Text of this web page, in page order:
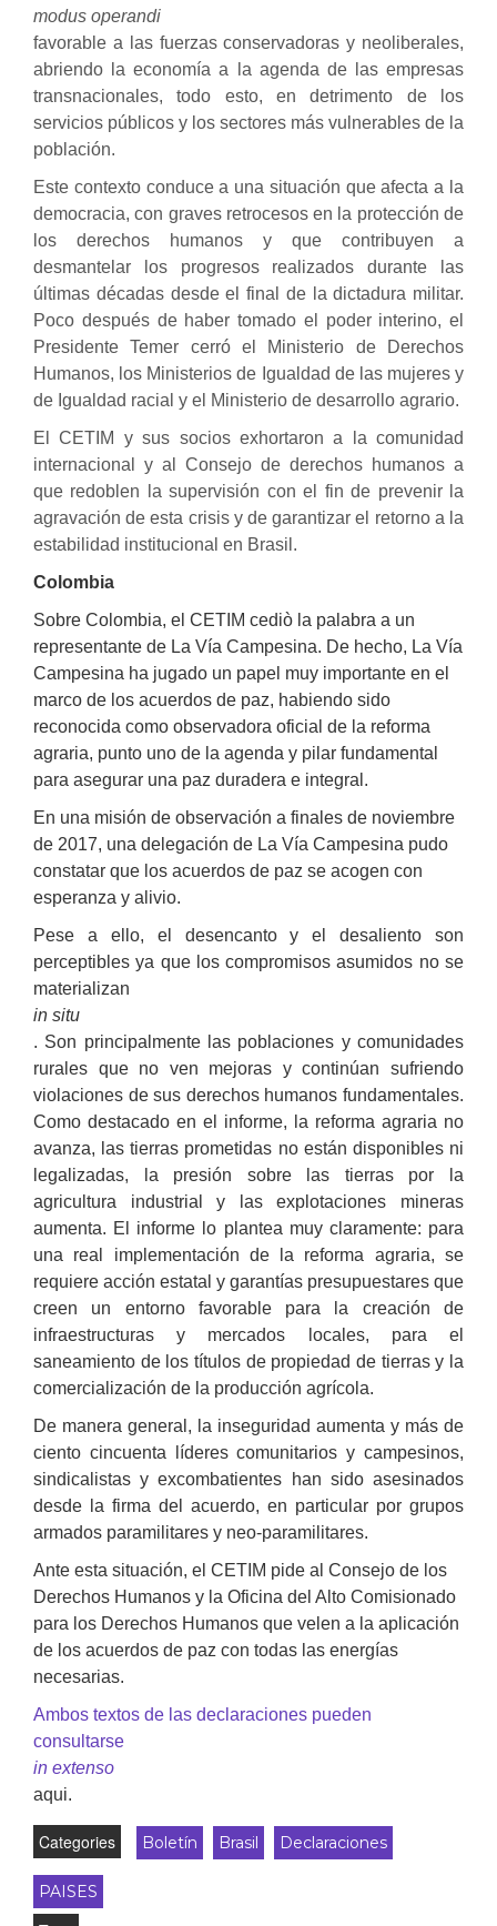
modus operandi
favorable a las fuerzas conservadoras y neoliberales,
abriendo
la economía a la agenda de las empresas
transnacionales, todo esto, en detrimento de los
servicios públicos y los sectores más vulnerables de la
población.
Este contexto conduce a una situación que afecta a la
democracia, con graves retrocesos en la protección de
los derechos humanos y que contribuyen a
desmantelar los progresos realizados durante las
últimas décadas desde el final de la dictadura militar.
Poco después de haber tomado el poder interino, el
Presidente Temer cerró el Ministerio de Derechos
Humanos, los Ministerios de Igualdad de las mujeres y
de Igualdad racial y el Ministerio de desarrollo agrario.
El CETIM y sus socios exhortaron a la comunidad
internacional y al Consejo de derechos humanos a
que redoblen la supervisión con el fin de prevenir la
agravación de esta crisis y de garantizar el retorno a la
estabilidad institucional en Brasil.
Colombia
Sobre Colombia, el CETIM cediò la palabra a un
representante de La Vía Campesina. De hecho, La Vía
Campesina ha jugado un papel muy importante en el
marco de los acuerdos de paz, habiendo sido
reconocida como observadora oficial de la reforma
agraria, punto uno de la agenda y pilar fundamental
para asegurar una paz duradera e integral.
En una misión de observación a finales de noviembre
de 2017, una delegación de La Vía Campesina pudo
constatar que los acuerdos de paz se acogen con
esperanza y alivio.
Pese a ello, el desencanto y el desaliento son
perceptibles ya que los compromisos asumidos no se
materializan
in situ
. Son principalmente las poblaciones y comunidades
rurales que no ven mejoras y continúan sufriendo
violaciones de sus derechos humanos fundamentales.
Como destacado en el informe, la reforma agraria no
avanza, las tierras prometidas no están disponibles ni
legalizadas, la presión sobre las tierras por la
agricultura industrial y las explotaciones mineras
aumenta. El informe lo plantea muy claramente: para
una real implementación de la reforma agraria, se
requiere acción estatal y garantías presupuestares que
creen un entornofavorable para la creación de
infraestructuras y mercados locales, para el
saneamiento de los títulos de propiedad de tierrasy la
comercialización de la producción agrícola.
De manera general, la inseguridad aumenta y más de
ciento cincuenta líderes comunitarios y campesinos,
sindicalistas y excombatientes han sido asesinados
desde la firma del acuerdo, en particular por grupos
armados paramilitares y neo-paramilitares.
Ante esta situación, el CETIM pide al Consejo de los
Derechos Humanos y la Oficina del Alto Comisionado
para los Derechos Humanos que velen a la aplicación
de los acuerdos de paz con todas las energías
necesarias.
Ambos textos de las declaraciones pueden
consultarse
in extenso
aqui.
Categories Boletín Brasil Declaraciones
PAISES